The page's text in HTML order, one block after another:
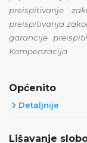
preispitivanje
preispitivanja
garancije
Kompenzacija
Općenito
Detaljnije
Lišavanje